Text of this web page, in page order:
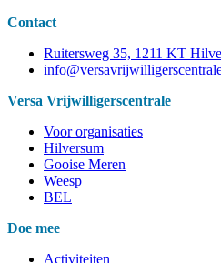
Contact
Ruitersweg 35, 1211 KT
Versa Vrijwilligerscentrale
Voor organisaties
Hilversum
Gooise Meren
Weesp
BEL
Doe mee
Activiteiten